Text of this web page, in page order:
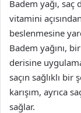
Badem yağı, saç
vitamini
beslenmesine
Badem yağını,
derisine
saçın sağlıklı bir
karışım, ayrıca
sağlar.